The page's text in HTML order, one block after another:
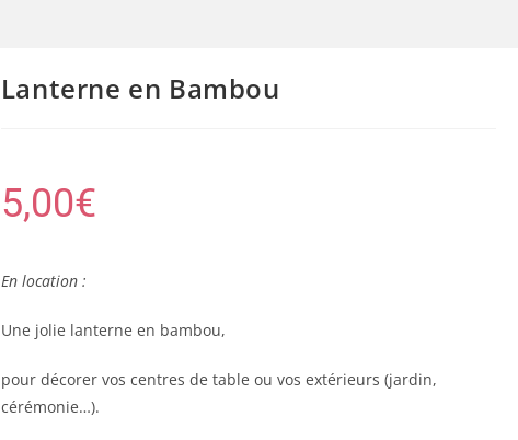
Lanterne en Bambou
5,00€
En location :
Une jolie lanterne en bambou,
pour décorer vos centres de table ou vos extérieurs (jardin,
cérémonie…).